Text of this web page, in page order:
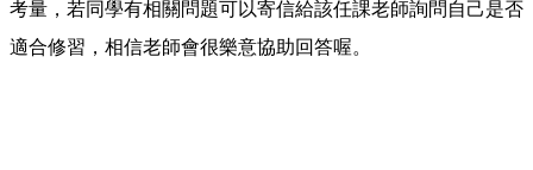
考量，若同學有相關問題可以寄信給該任課老師詢問自己是否
適合修習，相信老師會很樂意協助回答喔。